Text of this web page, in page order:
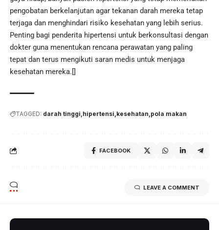
pengobatan berkelanjutan agar tekanan darah mereka tetap
terjaga dan menghindari risiko kesehatan yang lebih serius.
Penting bagi penderita hipertensi untuk berkonsultasi dengan
dokter guna menentukan rencana perawatan yang paling
tepat dan terus mengikuti saran medis untuk menjaga
kesehatan mereka.[]
TAGGED: darah tinggi hipertensi kesehatan pola makan
FACEBOOK
LEAVE A COMMENT